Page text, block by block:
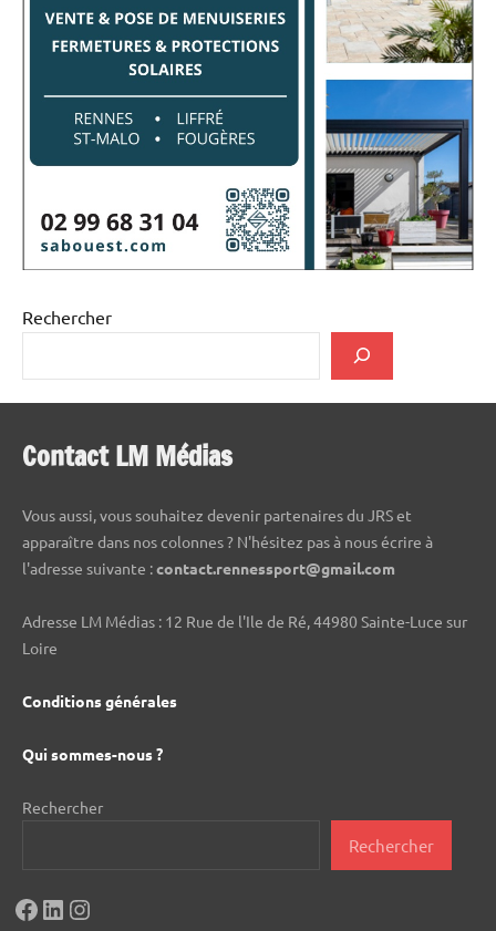
Rechercher
Contact LM Médias
Vous aussi, vous souhaitez devenir partenaires du JRS et
apparaître dans nos colonnes ? N'hésitez pas à nous écrire à
l'adresse suivante :contact.rennessport@gmail.com
Adresse LM Médias : 12 Rue de l'Ile de Ré, 44980 Sainte-Luce sur
Loire
Conditions générales
Qui sommes-nous ?
Rechercher
Rechercher
Facebook
LinkedIn
Instagram